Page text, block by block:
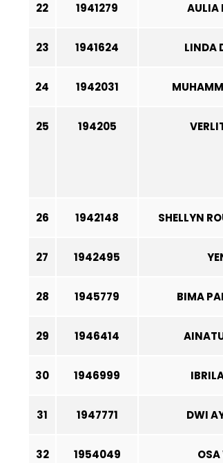
22 1941279 AULIA
23 1941624 LINDA
24 1942031
25 194205
26 1942148 SHELLYN
27 1942495
28 1945779 BIMA
29 1946414
30 1946999
31 1947771 DWI
32 1954049